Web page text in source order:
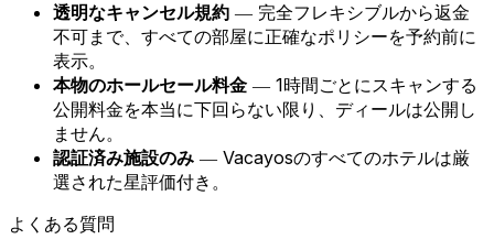
透明なキャンセル規約 ― 完全フレキシブルから返金
不可まで、すべての部屋に正確なポリシーを予約前に
表示。
本物のホールセール料金 ― 1時間ごとにスキャンする
公開料金を本当に下回らない限り、ディールは公開し
ません。
認証済み施設のみ ― Vacayosのすべてのホテルは厳
選された星評価付き。
よくある質問